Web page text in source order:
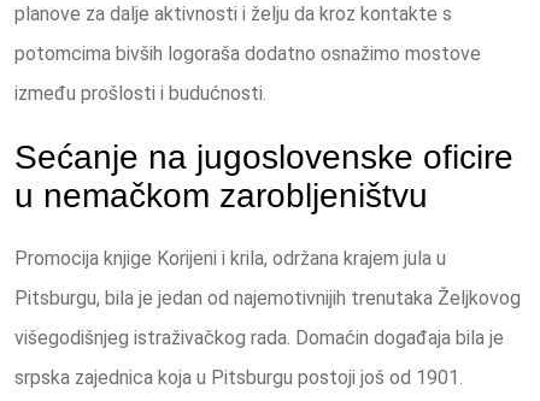
planove za dalje aktivnosti i želju da kroz kontakte s
potomcima bivših logoraša dodatno osnažimo mostove
između prošlosti i budućnosti.
Sećanje na jugoslovenske oficire
u nemačkom zarobljeništvu
Promocija knjige Korijeni i krila, održana krajem jula u
Pitsburgu, bila je jedan od najemotivnijih trenutaka Željkovog
višegodišnjeg istraživačkog rada. Domaćin događaja bila je
srpska zajednica koja u Pitsburgu postoji još od 1901.